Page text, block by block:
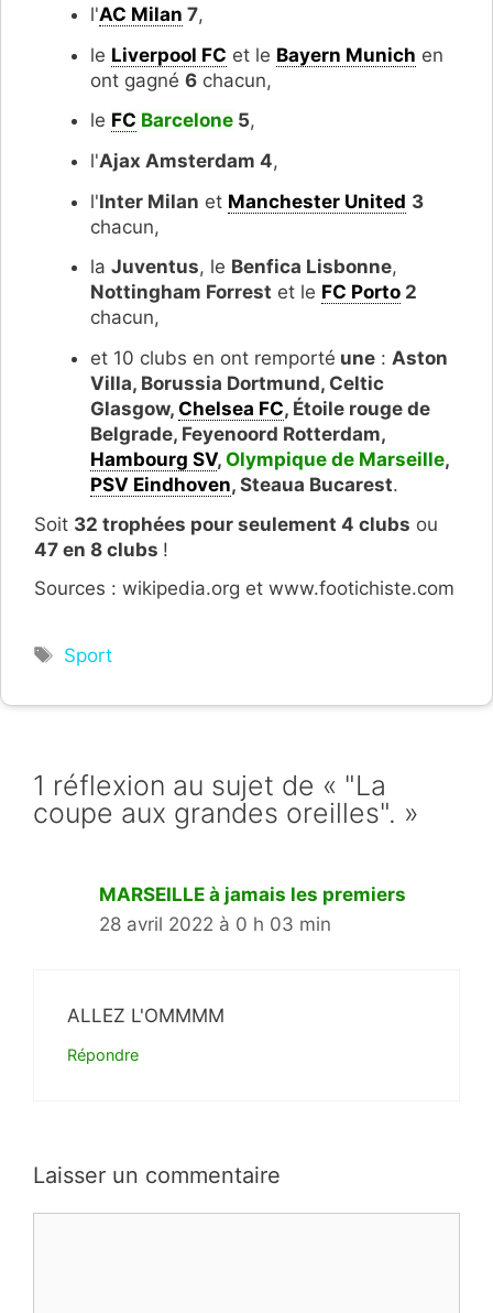
l'AC Milan 7,
le Liverpool FC et le Bayern Munich en
ont gagné 6 chacun,
le FC Barcelone 5,
l'Ajax Amsterdam 4,
l'Inter Milan et Manchester United 3
chacun,
la Juventus, le Benfica Lisbonne,
Nottingham Forrest et le FC Porto 2
chacun,
et 10 clubs en ont remporté une : Aston
Villa, Borussia Dortmund, Celtic
Glasgow, Chelsea FC, Étoile rouge de
Belgrade, Feyenoord Rotterdam,
Hambourg SV, Olympique de Marseille,
PSV Eindhoven, Steaua Bucarest.
Soit 32 trophées pour seulement 4 clubs ou
47 en 8 clubs !
Sources : wikipedia.org et www.footichiste.com
Étiquettes
Sport
1 réflexion au sujet de « "La
coupe aux grandes oreilles". »
MARSEILLE à jamais les premiers
28 avril 2022 à 0 h 03 min
ALLEZ L'OMMMM
Répondre
Laisser un commentaire